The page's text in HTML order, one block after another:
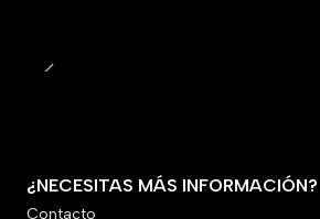
¿NECESITAS MÁS INFORMACIÓN?
Contacto